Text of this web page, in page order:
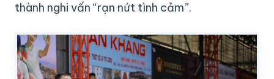
thành nghi vấn “rạn nứt tình cảm”.